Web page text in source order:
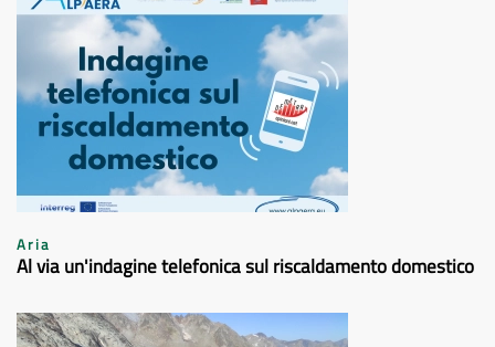
Aria
Al via un'indagine telefonica sul riscaldamento domestico